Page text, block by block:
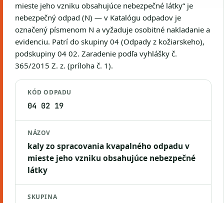
mieste jeho vzniku obsahujúce nebezpečné látky“ je
nebezpečný odpad (N) — v Katalógu odpadov je
označený písmenom N a vyžaduje osobitné nakladanie a
evidenciu. Patrí do skupiny 04 (Odpady z kožiarskeho),
podskupiny 04 02. Zaradenie podľa vyhlášky č.
365/2015 Z. z. (príloha č. 1).
KÓD ODPADU
04 02 19
NÁZOV
kaly zo spracovania kvapalného odpadu v
mieste jeho vzniku obsahujúce nebezpečné
látky
SKUPINA